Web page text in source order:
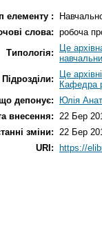
елементу :
слова: робоча
Типологія:
Це
Підрозділи:
Це
Кафедра
депонує:
Юлія
внесення:
22 Бер
зміни:
22 Бер
URI:
https://